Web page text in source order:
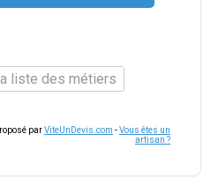
liste des métiers
parViteUnDevis.com -Vous êtes un
artisan ?